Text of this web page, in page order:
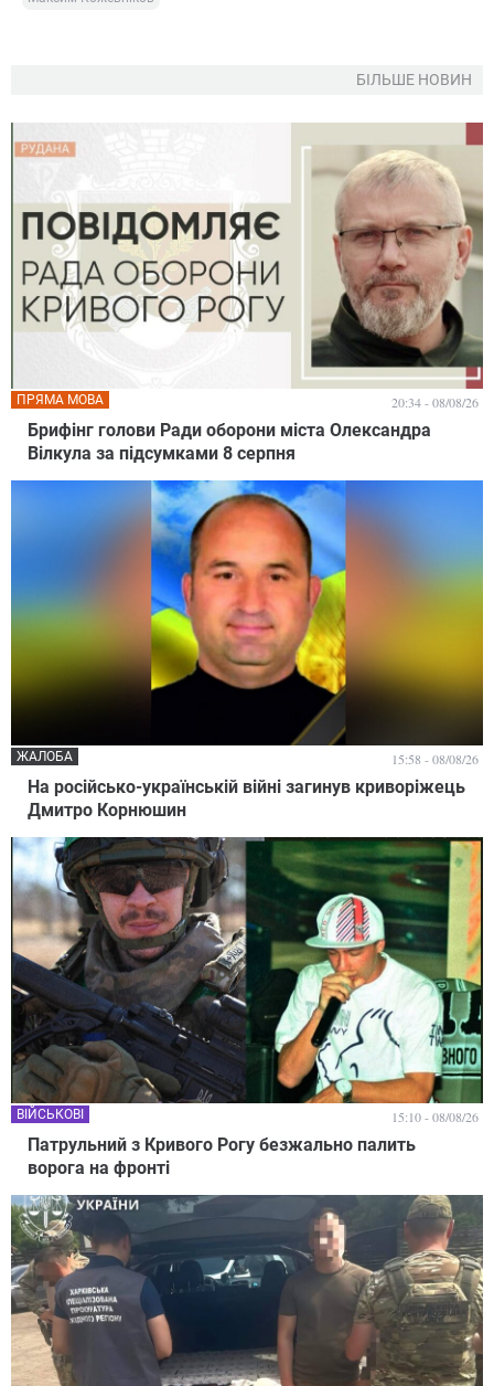
БІЛЬШЕ НОВИН
Брифінг голови Ради оборони міста Олександра
Вілкула за підсумками 8 серпня
ПРЯМА МОВА 20:34 - 08/08/26
На російсько-українській війні загинув криворіжець
Дмитро Корнюшин
ЖАЛОБА 15:58 - 08/08/26
Патрульний з Кривого Рогу безжально палить
ворога на фронті
ВІЙСЬКОВІ 15:10 - 08/08/26